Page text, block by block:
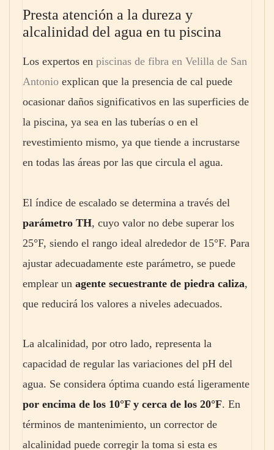
Presta atención a la dureza y
alcalinidad del agua en tu piscina
Los expertos en piscinas de fibra en Velilla de San
Antonio explican que la presencia de cal puede
ocasionar daños significativos en las superficies de
la piscina, ya sea en las tuberías o en el
revestimiento mismo, ya que tiende a incrustarse
en todas las áreas por las que circula el agua.
El índice de escalado se determina a través del
parámetro TH, cuyo valor no debe superar los
25°F, siendo el rango ideal alrededor de 15°F. Para
ajustar adecuadamente este parámetro, se puede
emplear un agente secuestrante de piedra caliza,
que reducirá los valores a niveles adecuados.
La alcalinidad, por otro lado, representa la
capacidad de regular las variaciones del pH del
agua. Se considera óptima cuando está ligeramente
por encima de los 10°F y cerca de los 20°F. En
términos de mantenimiento, un corrector de
alcalinidad puede corregir la toma si esta es